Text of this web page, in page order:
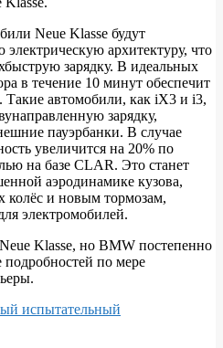
Neue Klasse будут
архитектуру, что
зарядку. В идеальных
в течение 10 минут обеспечит
Такие автомобили, как iX3 и i3,
зарядку,
пауэрбанки. В случае
увеличится на 20% по
на базе CLAR. Это станет
аэродинамике кузова,
колёс и новым тормозам,
электромобилей.
Klasse, но BMW постепенно
подробностей по мере
испытательный